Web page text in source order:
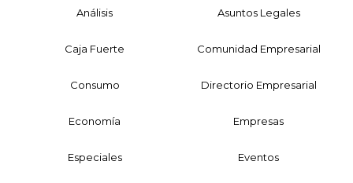
Análisis Asuntos Legales
Caja Fuerte Comunidad Empresarial
Consumo Directorio Empresarial
Economía Empresas
Especiales Eventos